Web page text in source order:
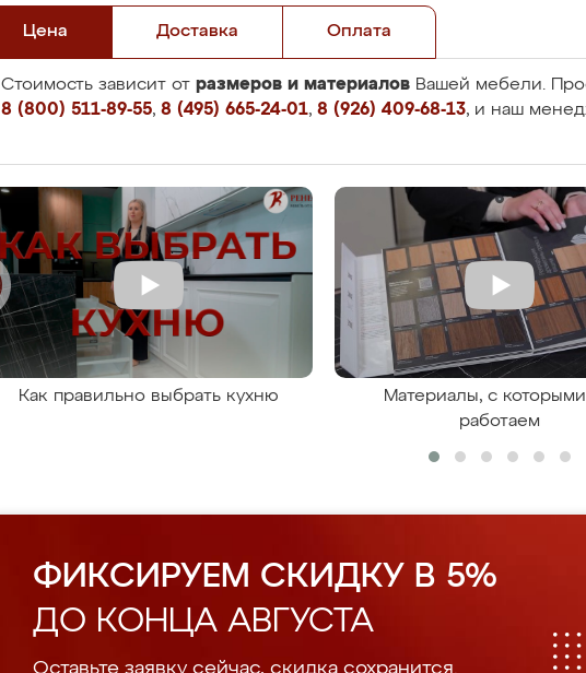
Цена Доставка Оплата
Стоимость зависит от размеров и материалов Вашей мебели.
8 (800) 511-89-55, 8 (495) 665-24-01, 8 (926) 409-68-13, и наш
Как правильно выбрать кухню
Материалы, с
работаем
ФИКСИРУЕМ СКИДКУ В 5%
ДО КОНЦА АВГУСТА
Оставьте заявку сейчас, скидка сохранится.